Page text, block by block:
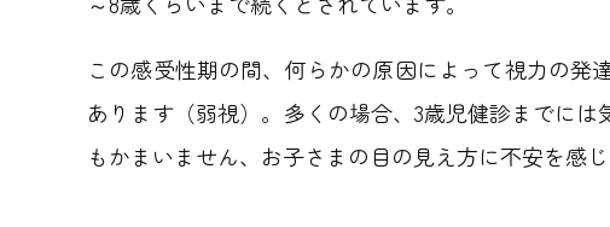
この感受性期の間、何らかの原因によって視力の発
あります（弱視）。多くの場合、3歳児健診までに
もかまいません、お子さまの目の見え方に不安を感